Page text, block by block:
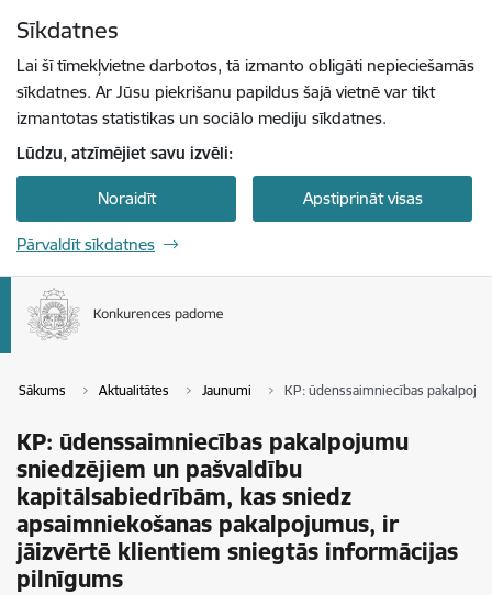
Sīkdatnes
Lai šī tīmekļvietne darbotos, tā izmanto obligāti nepieciešamās
sīkdatnes. Ar Jūsu piekrišanu papildus šajā vietnē var tikt
izmantotas statistikas un sociālo mediju sīkdatnes.
Lūdzu, atzīmējiet savu izvēli:
Noraidīt Apstiprināt visas
Pārvaldīt sīkdatnes
Sākums Aktualitātes Jaunumi KP: ūdenssaimniecības
KP: ūdenssaimniecības pakalpojumu
sniedzējiem un pašvaldību
kapitālsabiedrībām, kas sniedz
apsaimniekošanas pakalpojumus, ir
jāizvērtē klientiem sniegtās informācijas
pilnīgums